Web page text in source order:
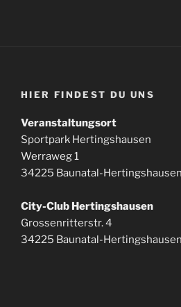
HIER FINDEST DU UNS
Veranstaltungsort
Sportpark Hertingshausen
Werraweg 1
34225 Baunatal-Hertingshausen
City-Club Hertingshausen
Grossenritterstr. 4
34225 Baunatal-Hertingshausen